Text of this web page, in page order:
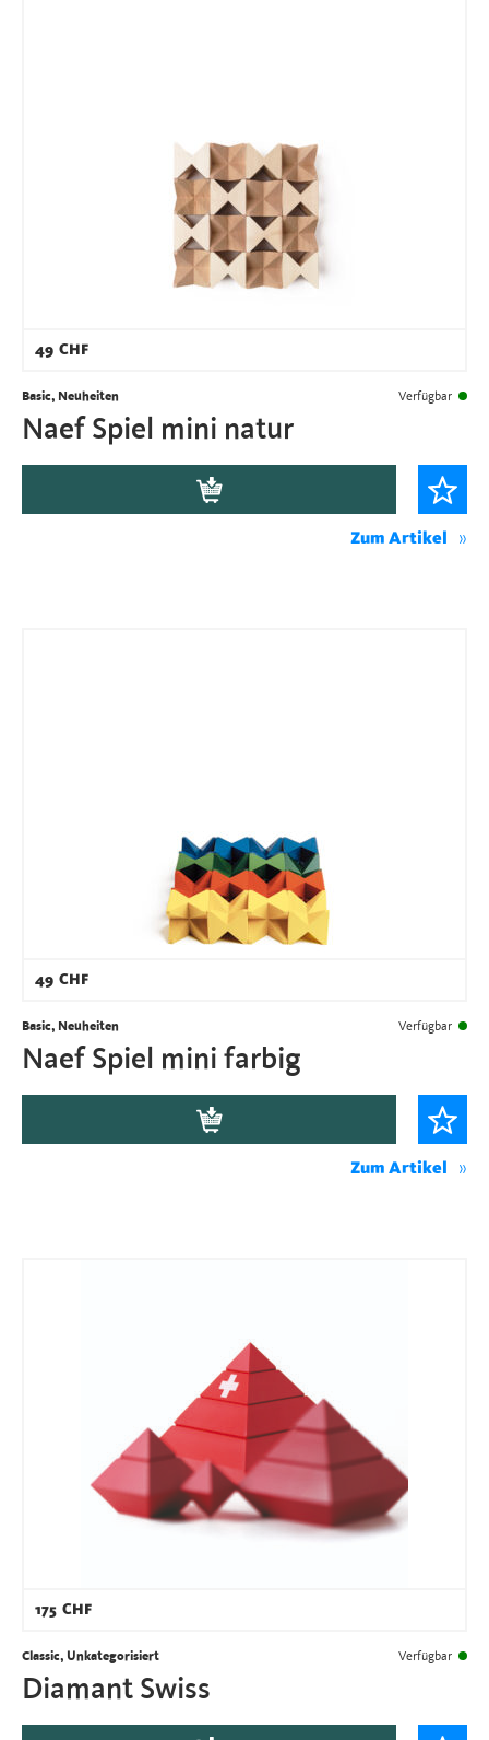
49 CHF
Basic, Neuheiten Verfügbar
Naef Spiel mini natur
Zum Artikel
49 CHF
Basic, Neuheiten Verfügbar
Naef Spiel mini farbig
Zum Artikel
175 CHF
Classic, Unkategorisiert Verfügbar
Diamant Swiss